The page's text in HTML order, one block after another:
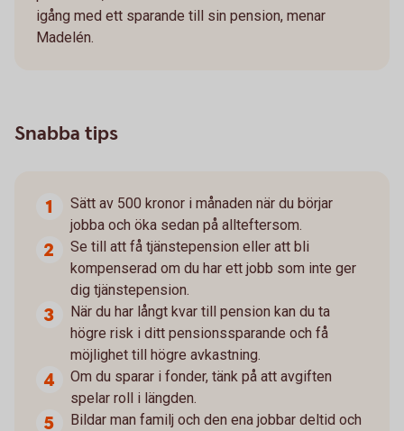
igång med ett sparande till sin pension, menar
Madelén.
Snabba tips
Sätt av 500 kronor i månaden när du börjar
jobba och öka sedan på allteftersom.
Se till att få tjänstepension eller att bli
kompenserad om du har ett jobb som inte ger
dig tjänstepension.
När du har långt kvar till pension kan du ta
högre risk i ditt pensionssparande och få
möjlighet till högre avkastning.
Om du sparar i fonder, tänk på att avgiften
spelar roll i längden.
Bildar man familj och den ena jobbar deltid och